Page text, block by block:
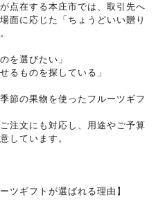
点在する本庄市では、取引先へ
面に応じた「ちょうどいい贈り
を選びたい」
るものを探している」
節の果物を使ったフルーツギフ
注文にも対応し、用途やご予算
しています。
ツギフトが選ばれる理由】